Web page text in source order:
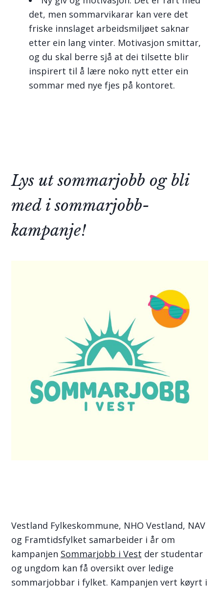
det, men sommarvikarar kan vere det
friske innslaget arbeidsmiljøet saknar
etter ein lang vinter. Motivasjon smittar,
og du skal berre sjå at dei tilsette blir
inspirert til å lære noko nytt etter ein
sommar med nye fjes på kontoret.
Lys ut sommarjobb og bli
med i sommarjobb-
kampanje!
Vestland Fylkeskommune, NHO Vestland, NAV
og Framtidsfylket samarbeider i år om
kampanjen Sommarjobb i Vest der studentar
og ungdom kan få oversikt over ledige
sommarjobbar i fylket. Kampanjen vert køyrt i